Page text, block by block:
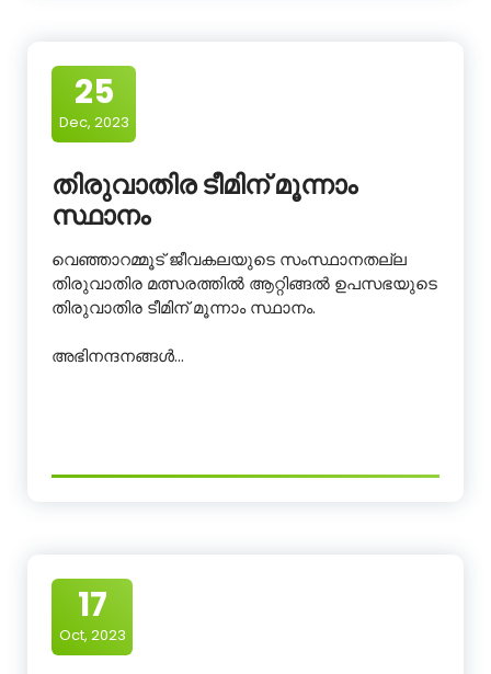
25
Dec, 2023
തിരുവാതിര ടീമിന് മൂന്നാം
സ്ഥാനം
വെഞ്ഞാറമ്മൂട് ജീവകലയുടെ സംസ്ഥാനതല്ല
തിരുവാതിര മത്സരത്തിൽ ആറ്റിങ്ങൽ ഉപസഭയുടെ
തിരുവാതിര ടീമിന് മൂന്നാം സ്ഥാനം.
അഭിനന്ദനങ്ങൾ…
17
Oct, 2023